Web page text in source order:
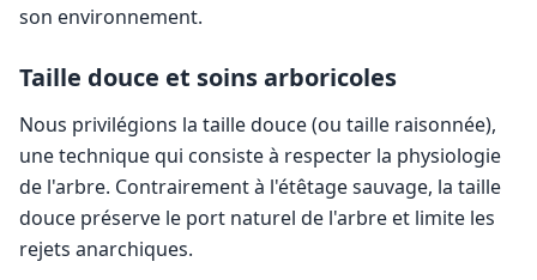
son environnement.
Taille douce et soins arboricoles
Nous privilégions la taille douce (ou taille raisonnée),
une technique qui consiste à respecter la physiologie
de l'arbre. Contrairement à l'étêtage sauvage, la taille
douce préserve le port naturel de l'arbre et limite les
rejets anarchiques.